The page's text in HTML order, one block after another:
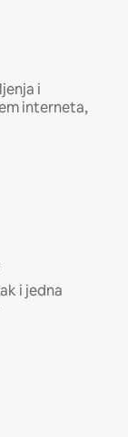
i
interneta,
i jedna